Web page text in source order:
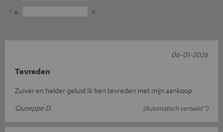
1
0
Tevreden
Zuiver en helder geluid Ik ben tevreden met mijn aankoop
Giuseppe D.
(Automatisch vertaald *)
06-01-2026